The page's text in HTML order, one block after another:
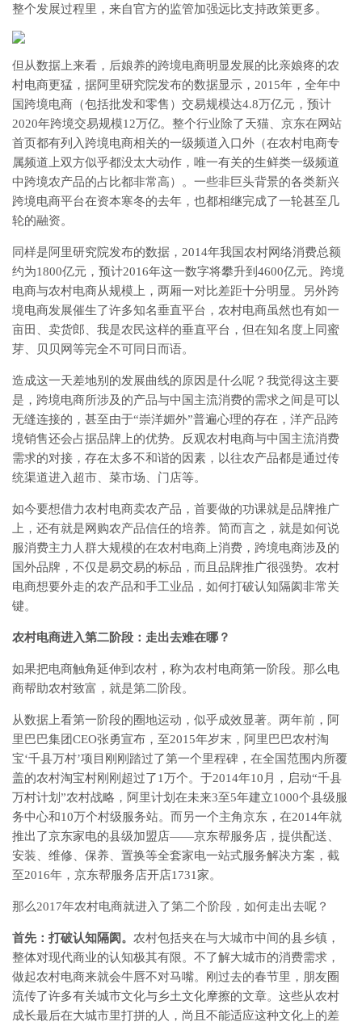
整个发展过程里，来自官方的监管加强远比支持政策更多。
但从数据上来看，后娘养的跨境电商明显发展的比亲娘疼的农
村电商更猛，据阿里研究院发布的数据显示，2015年，全年中
国跨境电商（包括批发和零售）交易规模达4.8万亿元，预计
2020年跨境交易规模12万亿。整个行业除了天猫、京东在网站
首页都有列入跨境电商相关的一级频道入口外（在农村电商专
属频道上双方似乎都没太大动作，唯一有关的生鲜类一级频道
中跨境农产品的占比都非常高）。一些非巨头背景的各类新兴
跨境电商平台在资本寒冬的去年，也都相继完成了一轮甚至几
轮的融资。
同样是阿里研究院发布的数据，2014年我国农村网络消费总额
约为1800亿元，预计2016年这一数字将攀升到4600亿元。跨境
电商与农村电商从规模上，两厢一对比差距十分明显。另外跨
境电商发展催生了许多知名垂直平台，农村电商虽然也有如一
亩田、卖货郎、我是农民这样的垂直平台，但在知名度上同蜜
芽、贝贝网等完全不可同日而语。
造成这一天差地别的发展曲线的原因是什么呢？我觉得这主要
是，跨境电商所涉及的产品与中国主流消费的需求之间是可以
无缝连接的，甚至由于“崇洋媚外”普遍心理的存在，洋产品跨
境销售还会占据品牌上的优势。反观农村电商与中国主流消费
需求的对接，存在太多不和谐的因素，以往农产品都是通过传
统渠道进入超市、菜市场、门店等。
如今要想借力农村电商卖农产品，首要做的功课就是品牌推广
上，还有就是网购农产品信任的培养。简而言之，就是如何说
服消费主力人群大规模的在农村电商上消费，跨境电商涉及的
国外品牌，不仅是易交易的标品，而且品牌推广很强势。农村
电商想要外走的农产品和手工业品，如何打破认知隔阂非常关
键。
农村电商进入第二阶段：走出去难在哪？
如果把电商触角延伸到农村，称为农村电商第一阶段。那么电
商帮助农村致富，就是第二阶段。
从数据上看第一阶段的圈地运动，似乎成效显著。两年前，阿
里巴巴集团CEO张勇宣布，至2015年岁末，阿里巴巴农村淘
宝‘千县万村’项目刚刚踏过了第一个里程碑，在全国范围内所覆
盖的农村淘宝村刚刚超过了1万个。于2014年10月，启动“千县
万村计划”农村战略，阿里计划在未来3至5年建立1000个县级服
务中心和10万个村级服务站。而另一个主角京东，在2014年就
推出了京东家电的县级加盟店——京东帮服务店，提供配送、
安装、维修、保养、置换等全套家电一站式服务解决方案，截
至2016年，京东帮服务店开店1731家。
那么2017年农村电商就进入了第二个阶段，如何走出去呢？
首先：打破认知隔阂。 农村包括夹在与大城市中间的县乡镇，
整体对现代商业的认知极其有限。不了解大城市的消费需求，
做起农村电商来就会牛唇不对马嘴。刚过去的春节里，朋友圈
流传了许多有关城市文化与乡土文化摩擦的文章。这些从农村
成长最后在大城市里打拼的人，尚且不能适应这种文化上的差